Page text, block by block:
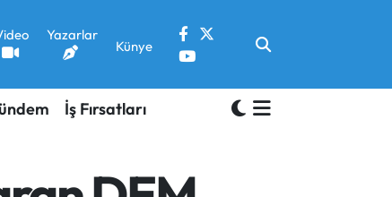
Yazarlar
Künye
İş Fırsatları